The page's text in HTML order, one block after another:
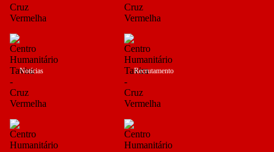
Notícias Recrutamento